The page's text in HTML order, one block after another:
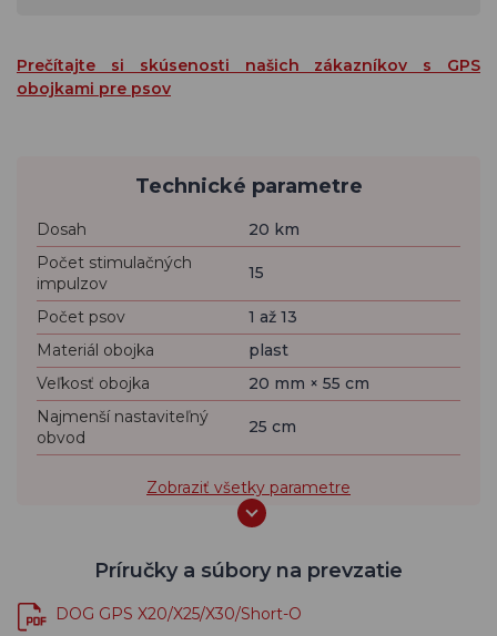
Prečítajte si skúsenosti našich zákazníkov s GPS
obojkami pre psov
Technické parametre
Dosah
20 km
Počet stimulačných
impulzov
15
Počet psov
1 až 13
Materiál obojka
plast
Veľkosť obojka
20 mm × 55 cm
Najmenší nastaviteľný
obvod
25 cm
Zobraziť všetky parametre
Príručky a súbory na prevzatie
DOG GPS X20/X25/X30/Short-O